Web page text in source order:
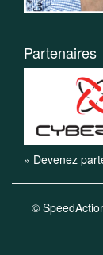
Partenaires
» Devenez
©